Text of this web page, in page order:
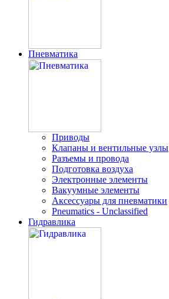
Пневматика
Приводы
Клапаны и вентильные узлы
Разъемы и провода
Подготовка воздуха
Электронные элементы
Вакуумные элементы
Аксессуары для пневматики
Pneumatics - Unclassified
Гидравлика